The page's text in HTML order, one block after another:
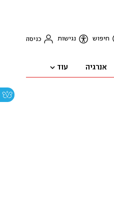
חיפוש נגישות כניסה
אנרגיה עוד